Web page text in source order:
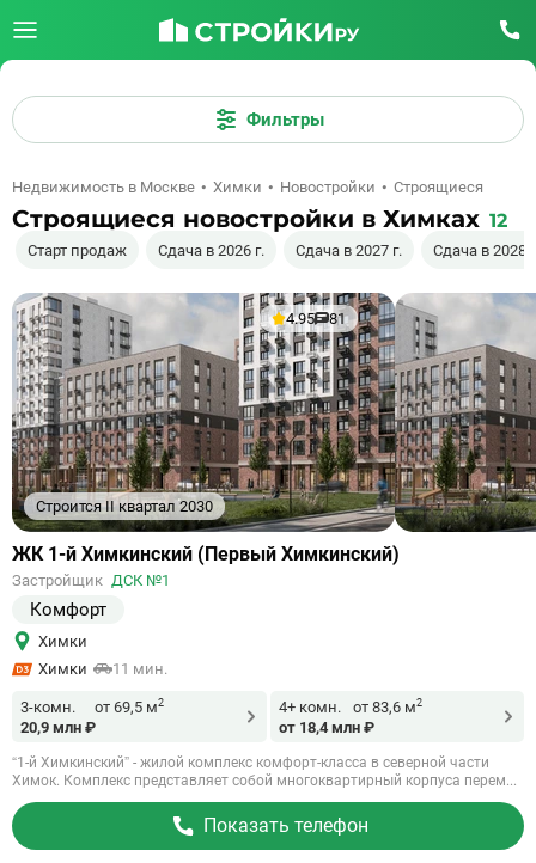
Фильтры
Недвижимость в Москве Химки Новостройки Строящиеся
Строящиеся новостройки в Химках 12
Старт продаж Сдача в 2026 г. Сдача в 2027 г. Сдача в 2028
Строится II квартал 2030
4.95 81
Ссылка
объект
ЖК 1-й Химкинский (Первый Химкинский)
Застройщик ДСК №1
Комфорт
Химки
Химки
11 мин.
3-комн. от 69,5 м2
20,9 млн ₽
4+ комн. от 83,6 м2
от 18,4 млн ₽
“1-й Химкинский” - жилой комплекс комфорт-класса в северной части
Химок. Комплекс представляет собой многоквартирный корпуса перем...
Показать телефон